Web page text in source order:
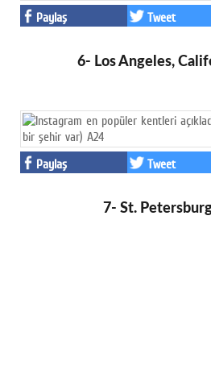
Paylaş Tweet
6- Los Angeles,
Paylaş Tweet
7- St.